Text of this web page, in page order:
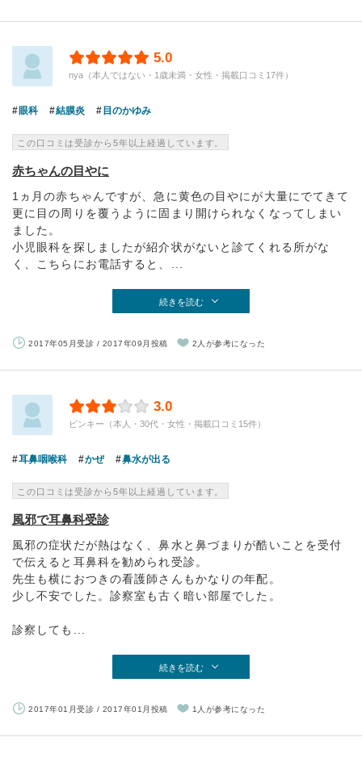
5.0
nya（本人ではない・1歳未満・女性・掲載口コミ17件）
眼科 結膜炎 目のかゆみ
この口コミは受診から5年以上経過しています。
赤ちゃんの目やに
1ヵ月の赤ちゃんですが、急に黄色の目やにが大量にでてきて
更に目の周りを覆うように固まり開けられなくなってしまい
ました。
小児眼科を探しましたが紹介状がないと診てくれる所がな
く、こちらにお電話すると、...
続きを読む
2017年05月受診 / 2017年09月投稿 2人が参考になった
3.0
ピンキー（本人・30代・女性・掲載口コミ15件）
耳鼻咽喉科 かぜ 鼻水が出る
この口コミは受診から5年以上経過しています。
風邪で耳鼻科受診
風邪の症状だが熱はなく、鼻水と鼻づまりが酷いことを受付
で伝えると耳鼻科を勧められ受診。
先生も横におつきの看護師さんもかなりの年配。
少し不安でした。診察室も古く暗い部屋でした。
診察しても...
続きを読む
2017年01月受診 / 2017年01月投稿 1人が参考になった